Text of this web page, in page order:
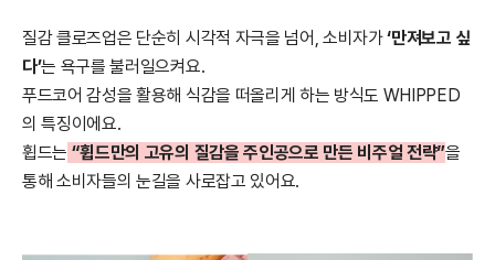
질감 클로즈업은 단순히 시각적 자극을 넘어, 소비자가‘만져보고 싶
다’는 욕구를 불러일으켜요.
푸드코어 감성을 활용해 식감을 떠올리게 하는 방식도 WHIPPED
의 특징이에요.
휩드는 “휩드만의 고유의 질감을 주인공으로 만든 비주얼 전략”을
통해 소비자들의 눈길을 사로잡고 있어요.